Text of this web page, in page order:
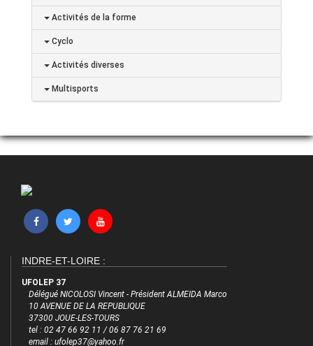
Activités de la forme
Cyclo
Activités diverses
Multisports
INDRE-ET-LOIRE :
UFOLEP 37
Délégué NICOLOSI Vincent - Président ALMEIDA Marco
10 AVENUE DE LA REPUBLIQUE
37300 JOUE-LES-TOURS
tel : 02 47 66 92 11 / 06 87 76 21 69
email : ufolep37@yahoo.fr